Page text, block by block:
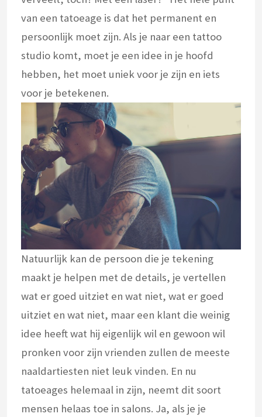
van een tatoeage is dat het permanent en
persoonlijk moet zijn. Als je naar een tattoo
studio komt, moet je een idee in je hoofd
hebben, het moet uniek voor je zijn en iets
voor je betekenen.
Natuurlijk kan de persoon die je tekening
maakt je helpen met de details, je vertellen
wat er goed uitziet en wat niet, wat er goed
uitziet en wat niet, maar een klant die weinig
idee heeft wat hij eigenlijk wil en gewoon wil
pronken voor zijn vrienden zullen de meeste
naaldartiesten niet leuk vinden. En nu
tatoeages helemaal in zijn, neemt dit soort
mensen helaas toe in salons. Ja, als je je